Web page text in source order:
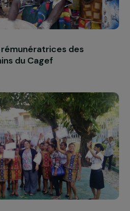
populations rurales à
durables
des femmes